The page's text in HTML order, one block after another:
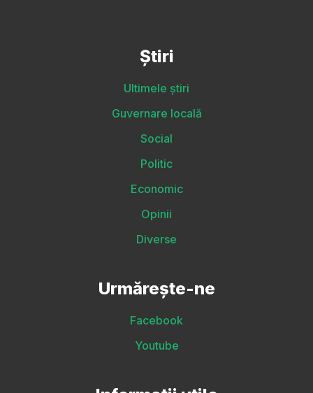
Știri
Ultimele știri
Guvernare locală
Social
Politic
Economic
Opinii
Diverse
Urmărește-ne
Facebook
Youtube